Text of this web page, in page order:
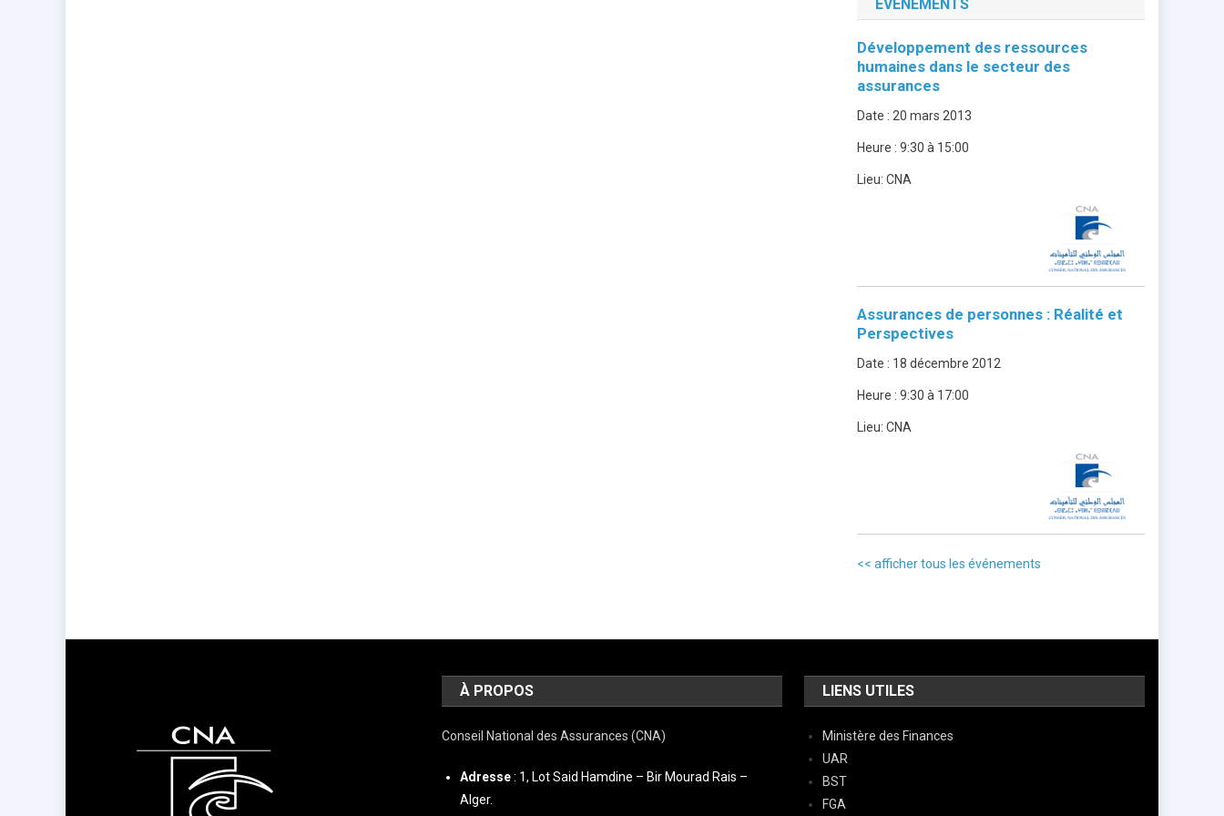
ÉVÈNEMENTS
Développement des ressources
humaines dans le secteur des
assurances
Date : 20 mars 2013
Heure :9:30 à 15:00
Lieu:CNA
Assurances de personnes : Réalité et
Perspectives
Date : 18 décembre 2012
Heure :9:30 à 17:00
Lieu:CNA
<< afficher tous les événements
À PROPOS
Conseil National des Assurances (CNA)
Adresse: 1, Lot Said Hamdine – Bir Mourad Rais –
Alger.
LIENS UTILES
Ministère des Finances
UAR
BST
FGA